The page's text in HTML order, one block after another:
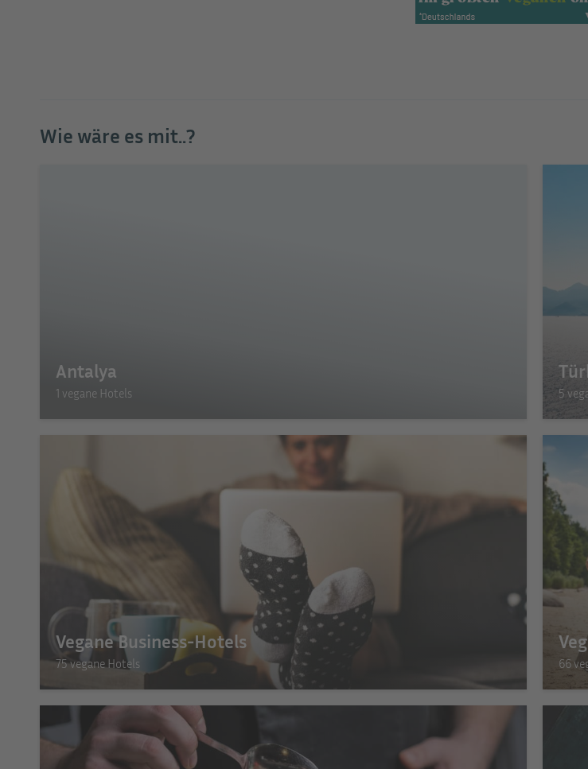
Wie wäre es mit..?
Antalya
1 vegane Hotels 5
Vegane Business-Hotels
75 vegane Hotels 66